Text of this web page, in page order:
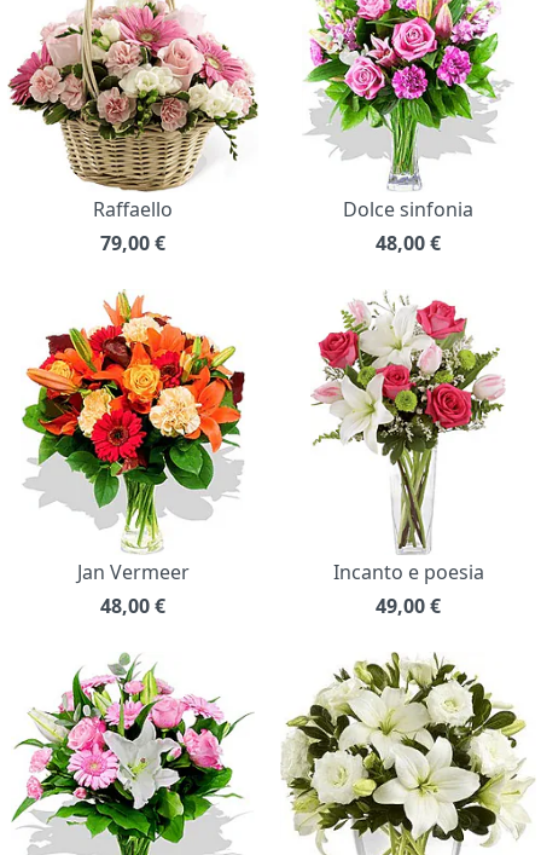
Raffaello
79,00€
Dolce sinfonia
48,00€
Jan Vermeer
48,00€
Incanto e poesia
49,00€